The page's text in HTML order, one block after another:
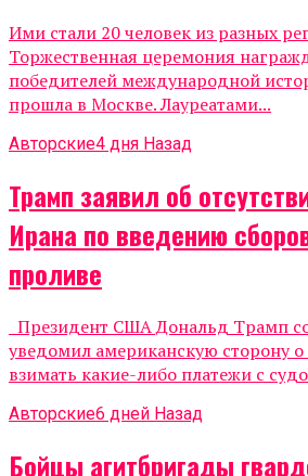
Ими стали 20 человек из разных
Торжественная церемония
победителей международной
прошла в Москве. Лауреатами...
Авторские4 дня Назад
Трамп заявил об
Ирана по введению
проливе
Президент США Дональд Трамп
уведомил американскую сторону
взимать какие-либо платежи с
Авторские6 дней Назад
Бойцы агитбригады